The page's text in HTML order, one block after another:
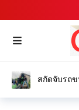
สกัดจับรถ